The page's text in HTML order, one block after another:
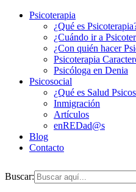
Psicoterapia
¿Qué es
¿Cuándo ir a
¿Con quién hacer
Psicoterapia
Psicóloga en Denia
Psicosocial
¿Qué es Salud
Inmigración
Artículos
enREDad@s
Blog
Contacto
Buscar: